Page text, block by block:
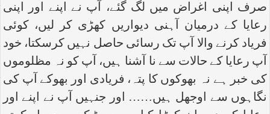
صرف اپنی اغراض میں لگ گئے، آپ نے اپنے اور اپنی
رعایا کے درمیان آہنی دیواریں کھڑی کر لیں، کوئی
فریاد کرنے والا آپ تک رسائی حاصل نہیں کرسکتا، خود
آپ رعایا کے حالات سے نا آشنا ہیں، آپ کو نہ مظلوموں
کی خبر ہے نہ بھوکوں کا پتہ، فریادی اور بھوکے آپ کی
نگاہوں سے اوجھل ہیں…… اور جنہیں آپ نے اپنے اور